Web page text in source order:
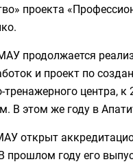
проекта
продолжается
и проект по
тренажерного центра,
В этом же году в
открыт
прошлом году его